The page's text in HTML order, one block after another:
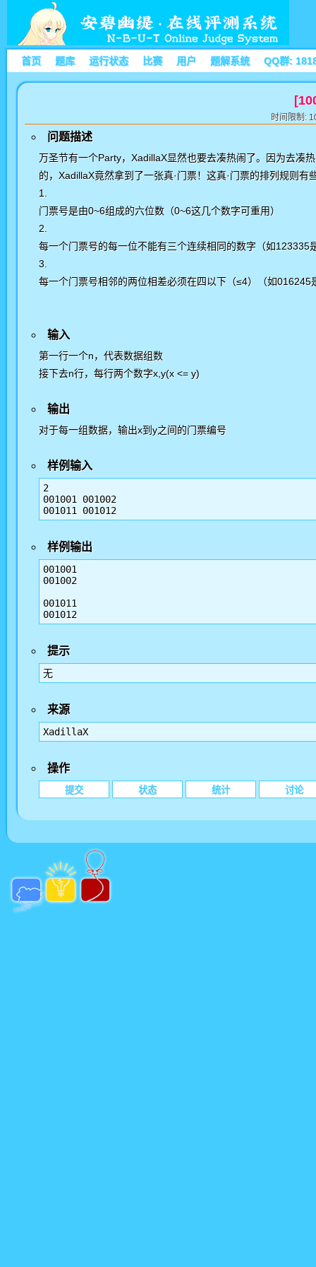
首页 题库 运行状态 比赛 用户 题解系统 QQ群:
时间限制:
问题描述
万圣节有一个Party，XadillaX显然也要去凑热闹了。因为去凑
的，XadillaX竟然拿到了一张真·门票！这真·门票的排列规则有
门票号是由0~6组成的六位数（0~6这几个数字可重用）
每一个门票号的每一位不能有三个连续相同的数字（如123335
每一个门票号相邻的两位相差必须在四以下（≤4）（如016245
输入
第一行一个n，代表数据组数
接下去n行，每行两个数字x,y(x <= y)
输出
对于每一组数据，输出x到y之间的门票编号
样例输入
2
001001 001002
样例输出
001001
001002
001011
提示
无
来源
XadillaX
操作